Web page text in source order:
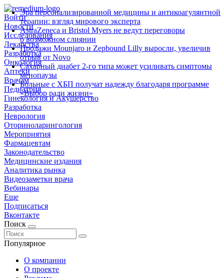
Войти
Новости
Исследования
Лекарства
Разработка
Онкология
Аптеки
Врачам
Педиатрия
Гинекология и Акушерство
Разработка
Неврология
Оториноларингология
Мероприятия
Фармацевтам
Законодательство
Медицинские издания
Аналитика рынка
Видеозаметки врача
Вебинары
Еще
Подписаться
Вконтакте
Поиск
Популярное
Эра персонализированной медицины и антикоагулянтной
терапии: взгляд мирового эксперта
AstraZeneca и Bristol Myers не ведут переговоры
о возможном слиянии
Продажи Mounjaro и Zepbound Lilly выросли, увеличив
отрыв от Novo
Сахарный диабет 2‑го типа может усиливать симптомы
менопаузы
Больные с ХБП получат надежду благодаря программе
«Выбор ради жизни»
О компании
О проекте